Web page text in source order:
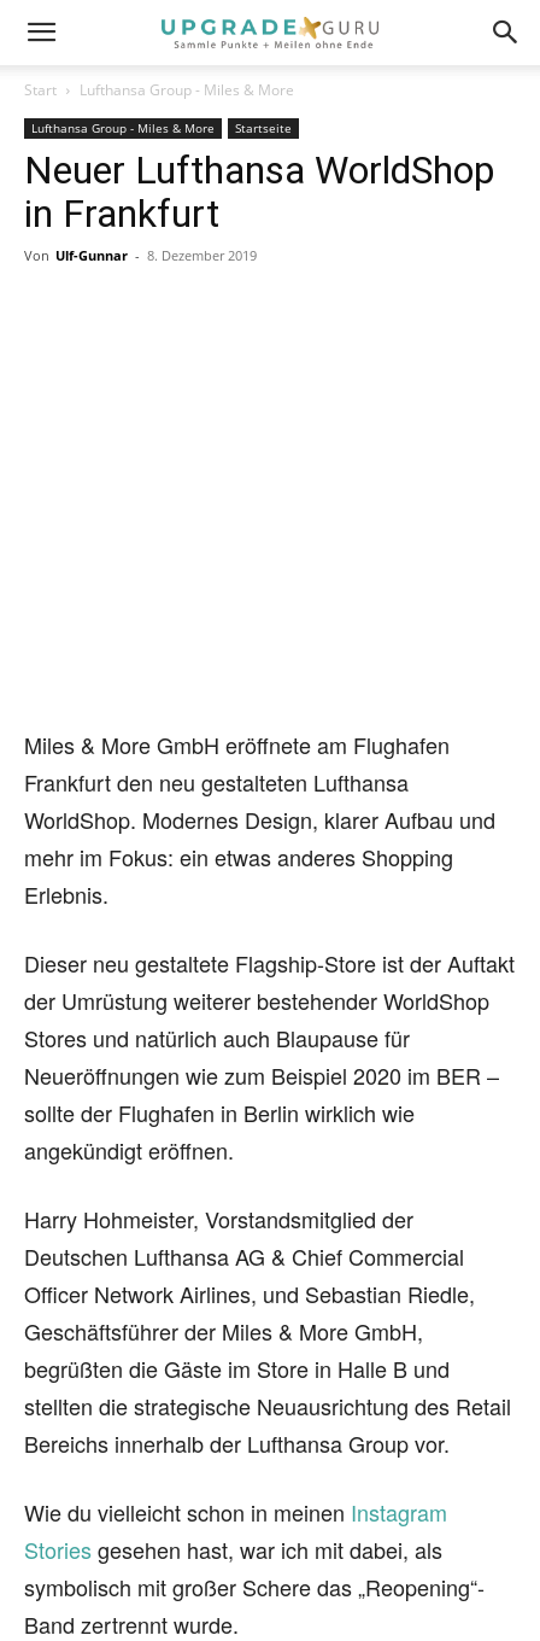
Start Lufthansa Group - Miles & More
Lufthansa Group - Miles & More Startseite
Neuer Lufthansa WorldShop
in Frankfurt
Von Ulf-Gunnar - 8. Dezember 2019
Miles & More GmbH eröffnete am Flughafen
Frankfurt den neu gestalteten Lufthansa
WorldShop. Modernes Design, klarer Aufbau und
mehr im Fokus: ein etwas anderes Shopping
Erlebnis.
Dieser neu gestaltete Flagship-Store ist der Auftakt
der Umrüstung weiterer bestehender WorldShop
Stores und natürlich auch Blaupause für
Neueröffnungen wie zum Beispiel 2020 im BER –
sollte der Flughafen in Berlin wirklich wie
angekündigt eröffnen.
Harry Hohmeister, Vorstandsmitglied der
Deutschen Lufthansa AG & Chief Commercial
Officer Network Airlines, und Sebastian Riedle,
Geschäftsführer der Miles & More GmbH,
begrüßten die Gäste im Store in Halle B und
stellten die strategische Neuausrichtung des Retail
Bereichs innerhalb der Lufthansa Group vor.
Wie du vielleicht schon in meinen Instagram
Storiesgesehen hast, war ich mit dabei, als
symbolisch mit großer Schere das „Reopening“-
Band zertrennt wurde.